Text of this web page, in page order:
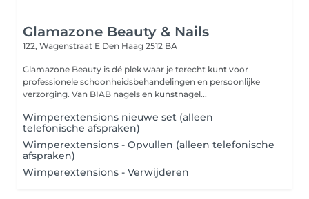
Glamazone Beauty & Nails
122, Wagenstraat E Den Haag 2512 BA
Glamazone Beauty is dé plek waar je terecht kunt voor
professionele schoonheidsbehandelingen en persoonlijke
verzorging. Van BIAB nagels en kunstnagel...
Wimperextensions nieuwe set (alleen
telefonische afspraken)
Wimperextensions - Opvullen (alleen telefonische
afspraken)
Wimperextensions - Verwijderen